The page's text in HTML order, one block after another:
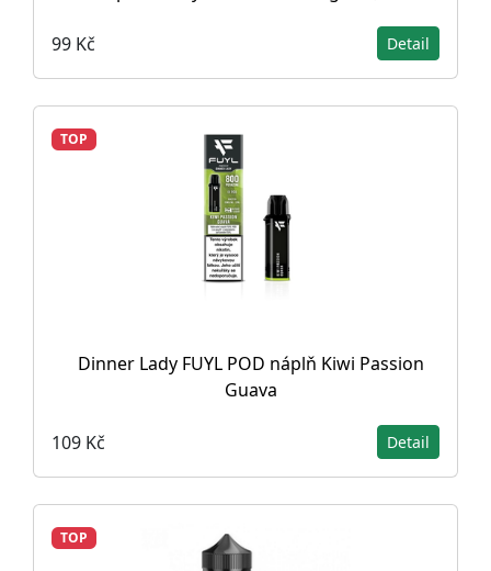
99 Kč Detail
TOP
Dinner Lady FUYL POD náplň Kiwi Passion
Guava
109 Kč Detail
TOP